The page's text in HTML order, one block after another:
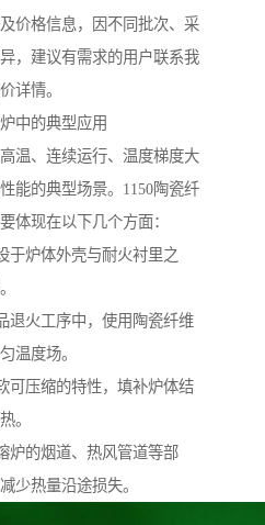
价格信息，因不同批次、采
，建议有需求的用户联系我
详情。
中的典型应用
温、连续运行、温度梯度大
能的典型场景。1150陶瓷纤
体现在以下几个方面：
于炉体外壳与耐火衬里之
退火工序中，使用陶瓷纤维
温度场。
可压缩的特性，填补炉体结
。
炉的烟道、热风管道等部
少热量沿途损失。